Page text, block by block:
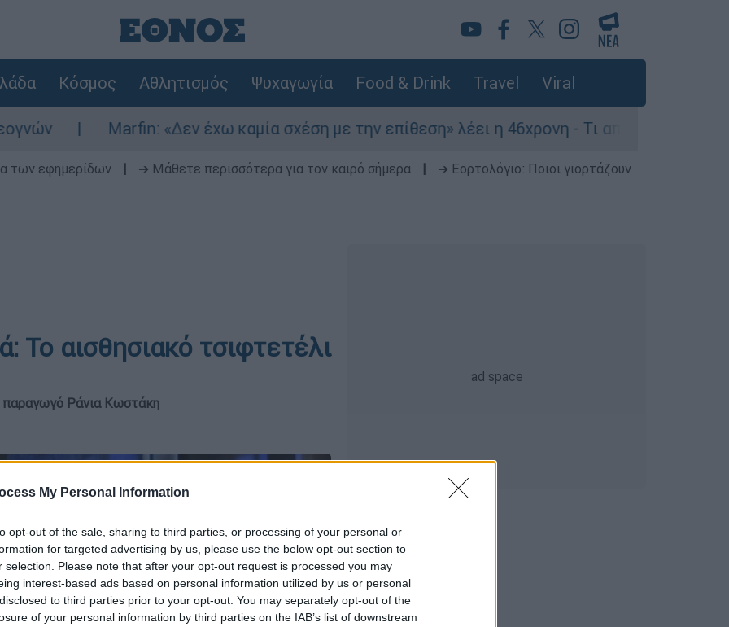
My Personal Information
opt-out of the sale, sharing to third parties, or processing of your personal or
for targeted advertising by us, please use the below opt-out section to
selection. Please note that after your opt-out request is processed you may
interest-based ads based on personal information utilized by us or personal
to third parties prior to your opt-out. You may separately opt-out of the
of your personal information by third parties on the IAB’s list of downstream
Κόσμος Αθλητισμός Ψυχαγωγία Food & Drink Travel Viral
Marfin: «Δεν έχω καμία σχέση με την επίθεση» λέει η 46χρονη - Τι αποκάλυψε στους
των εφημερίδων ➔ Μάθετε περισσότερα για τον καιρό σήμερα
➔ Εορτολόγιο: Ποιοι γιορτάζουν
Το αισθησιακό τσιφτετέλι
παραγωγό Ράνια Κωστάκη